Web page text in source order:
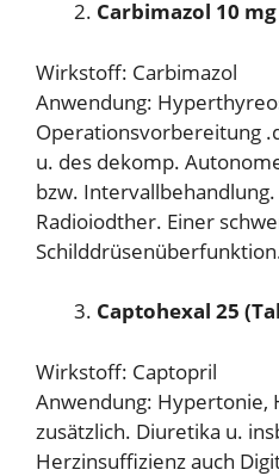
Carbimazol 10
Wirkstoff: Carbimazol
Anwendung:
Operationsvorbereitung
u. des dekomp.
bzw.
Radioiodther. Einer
Captohexal 25
Wirkstoff: Captopril
Anwendung: Hypertonie,
zusätzlich. Diuretika u.
Herzinsuffizienz auch